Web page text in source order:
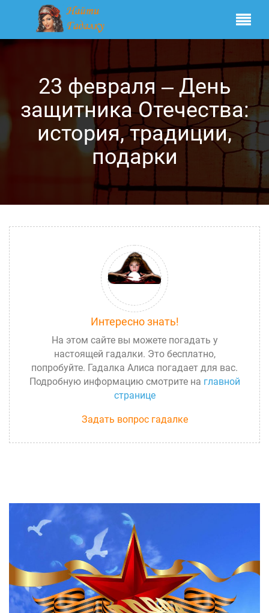
23 февраля ‒ День
защитника Отечества:
история, традиции,
подарки
Интересно знать!
На этом сайте вы можете погадать у
настоящей гадалки. Это бесплатно,
попробуйте. Гадалка Алиса погадает для вас.
Подробную информацию смотрите на главной
странице
Задать вопрос гадалке